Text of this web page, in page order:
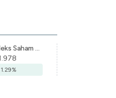
Indeks Saham Syariah Indonesia
1.29%